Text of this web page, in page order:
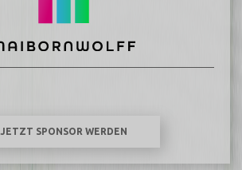
JETZT SPONSOR WERDEN